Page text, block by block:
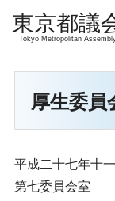
Tokyo Metropolitan
厚生委員
平成二十七年十
第七委員会室